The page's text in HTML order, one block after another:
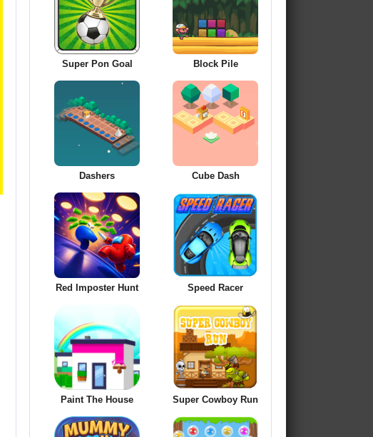
Super Pon Goal Block Pile
Dashers Cube Dash
Red Imposter Hunt Speed Racer
Paint The House Super Cowboy Run